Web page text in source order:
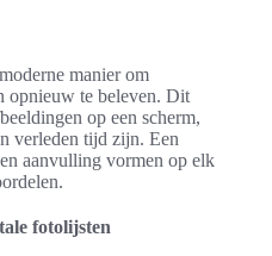
manier om
opnieuw te beleven. Dit
op een scherm,
verleden tijd zijn. Een
aanvulling vormen op elk
fotolijsten